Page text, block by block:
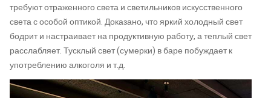
требуют отраженного света и светильников искусственного
света с особой оптикой. Доказано, что яркий холодный свет
бодрит и настраивает на продуктивную работу, а теплый свет
расслабляет. Тусклый свет (сумерки) в баре побуждает к
употреблению алкоголя и т.д.